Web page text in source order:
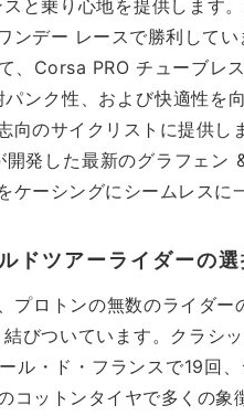
と乗り心地を提供します
ンデー レースで勝利してい
、Corsa PRO チューブレ
ンク性、および快適性を
のサイクリストに提供し
発した最新のグラフェン
ケーシングにシームレスに
ドツアーライダーの選
ロトンの無数のライダ
びついています。クラシ
ル・ド・フランスで19回
ットンタイヤで多くの象